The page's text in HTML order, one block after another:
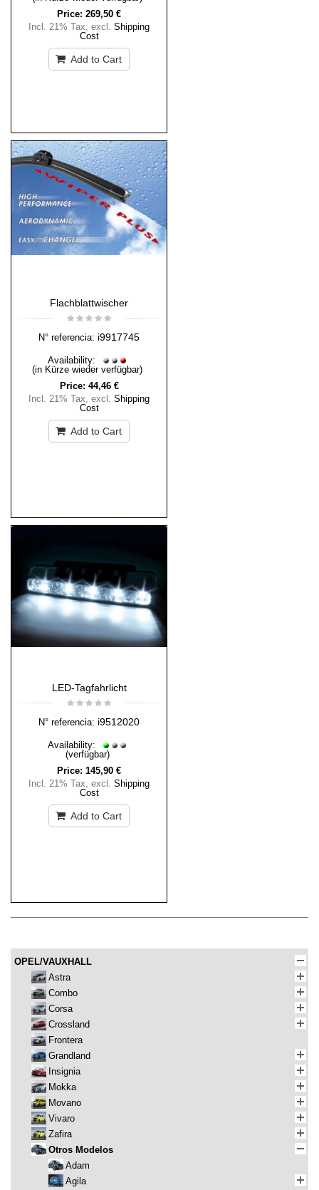
Price: 269,50 €
Incl. 21% Tax, excl. Shipping
Cost
Add to Cart
Flachblattwischer
N° referencia: i9917745
Availability:
(in Kürze wieder verfügbar)
Price: 44,46 €
Incl. 21% Tax, excl. Shipping
Cost
Add to Cart
LED-Tagfahrlicht
N° referencia: i9512020
Availability:
(verfügbar)
Price: 145,90 €
Incl. 21% Tax, excl. Shipping
Cost
Add to Cart
OPEL/VAUXHALL
Astra
Combo
Corsa
Crossland
Frontera
Grandland
Insignia
Mokka
Movano
Vivaro
Zafira
Otros Modelos
Adam
Agila